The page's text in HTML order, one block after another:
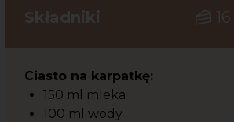
Składniki 16
Ciasto na karpatkę:
150 ml mleka
100 ml wody